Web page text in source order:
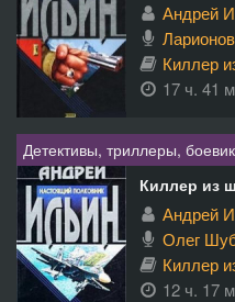
Андрей
Киллер
17 ч. 41
Детективы, триллеры,
Киллер из
Андрей
Олег
Киллер
12 ч. 17